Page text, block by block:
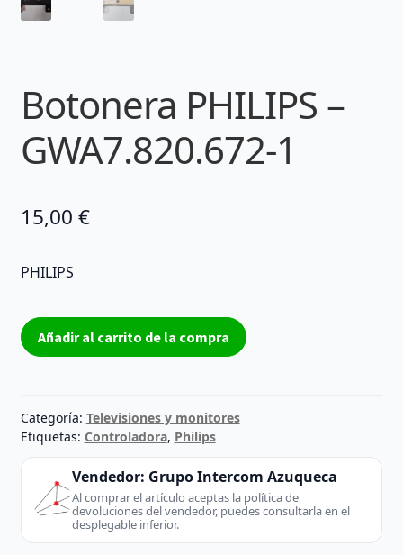
Botonera PHILIPS –
GWA7.820.672-1
15,00 €
PHILIPS
Botonera
PHILIPS
1
cantidad
Añadir al carrito de la compra
Categoría: Televisiones y monitores
Etiquetas: Controladora, Philips
Vendedor: Grupo Intercom Azuqueca
Al comprar el artículo aceptas la política de
devoluciones del vendedor, puedes consultarla en el
desplegable inferior.